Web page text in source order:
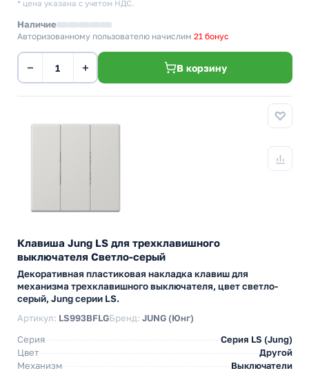
* цена указана с учетом НДС.
Наличие
Авторизованному пользователю начислим 21 бонус
− + В корзину
Клавиша Jung LS для трехклавишного
выключателя Светло-серый
Декоративная пластиковая накладка клавиш для
механизма трехклавишного выключателя, цвет светло-
серый, Jung серии LS.
Артикул: LS993BFLGБренд: JUNG (Юнг)
Серия
Серия LS (Jung)
Цвет
Другой
Механизм
Выключатели